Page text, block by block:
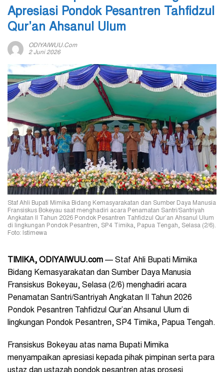
Apresiasi Pondok Pesantren Tahfidzul
Qur’an Ahsanul Ulum
ODIYAIWUU.com
2 Juni 2026
Staf Ahli Bupati Mimika Bidang Kemasyarakatan dan Sumber Daya Manusia
Fransiskus Bokeyau saat menghadiri acara Penamatan Santri/Santriyah
Angkatan II Tahun 2026 Pondok Pesantren Tahfidzul Qur’an Ahsanul Ulum
di lingkungan Pondok Pesantren, SP4 Timika, Papua Tengah, Selasa (2/6).
Foto: Istimewa
TIMIKA, ODIYAIWUU.com — Staf Ahli Bupati Mimika
Bidang Kemasyarakatan dan Sumber Daya Manusia
Fransiskus Bokeyau, Selasa (2/6) menghadiri acara
Penamatan Santri/Santriyah Angkatan II Tahun 2026
Pondok Pesantren Tahfidzul Qur’an Ahsanul Ulum di
lingkungan Pondok Pesantren, SP4 Timika, Papua Tengah.
Fransiskus Bokeyau atas nama Bupati Mimika
menyampaikan apresiasi kepada pihak pimpinan serta para